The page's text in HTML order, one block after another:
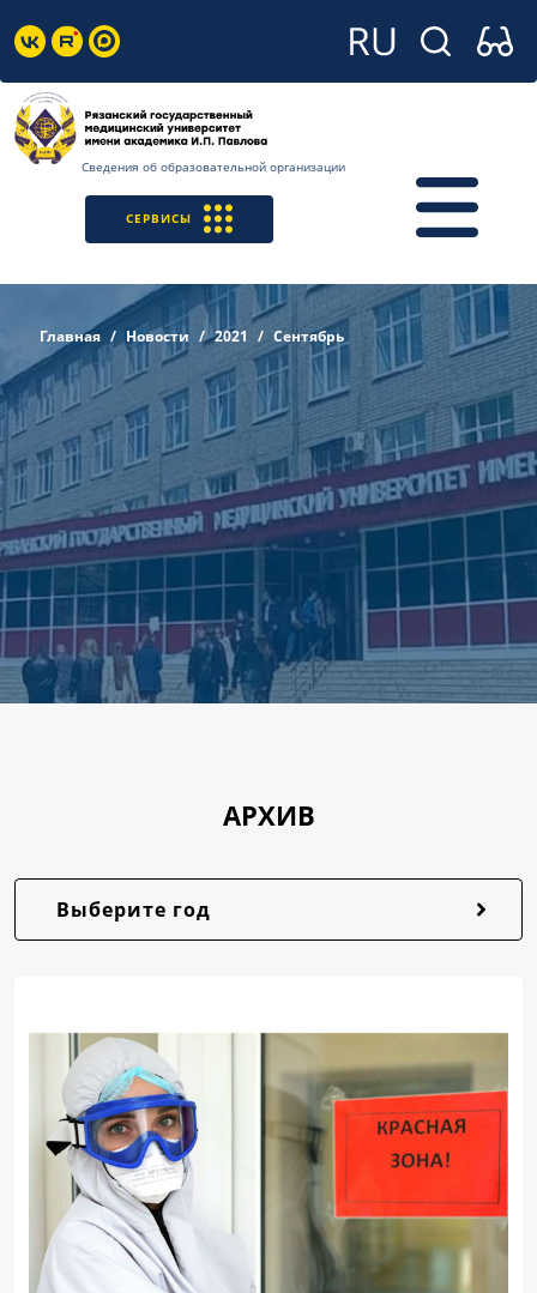
Сведения об образовательной организации
СЕРВИСЫ
Главная Новости 2021 Сентябрь
АРХИВ
Выберите год